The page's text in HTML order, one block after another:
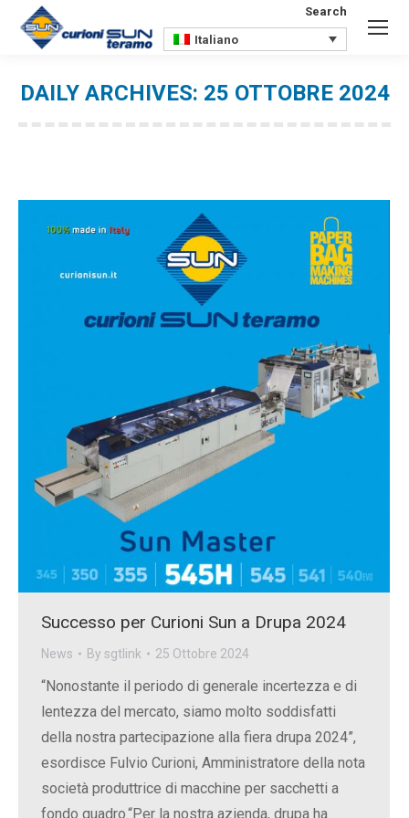
Search:
Search
Italiano
DAILY ARCHIVES: 25 OTTOBRE 2024
Successo per Curioni Sun a Drupa 2024
News By sgtlink 25 Ottobre 2024
“Nonostante il periodo di generale incertezza e di
lentezza del mercato, siamo molto soddisfatti
della nostra partecipazione alla fiera drupa 2024”,
esordisce Fulvio Curioni, Amministratore della nota
società produttrice di macchine per sacchetti a
fondo quadro.“Per la nostra azienda, drupa ha